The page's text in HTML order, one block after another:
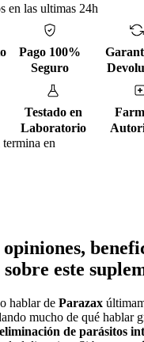
en las ultimas 24h
Pago 100%
Seguro
Testado en
Laboratorio
en
este
hablar de Parazax
mucho de qué hablar
eliminación de parásitos